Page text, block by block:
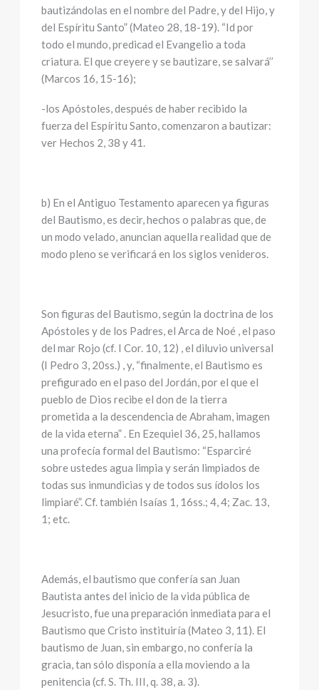
bautizándolas en el nombre del Padre, y del Hijo, y
del Espíritu Santo” (Mateo 28, 18-19). “Id por
todo el mundo, predicad el Evangelio a toda
criatura. El que creyere y se bautizare, se salvará’’
(Marcos 16, 15-16);
-los Apóstoles, después de haber recibido la
fuerza del Espíritu Santo, comenzaron a bautizar:
ver Hechos 2, 38 y 41.
b) En el Antiguo Testamento aparecen ya figuras
del Bautismo, es decir, hechos o palabras que, de
un modo velado, anuncian aquella realidad que de
modo pleno se verificará en los siglos venideros.
Son figuras del Bautismo, según la doctrina de los
Apóstoles y de los Padres, el Arca de Noé , el paso
del mar Rojo (cf. I Cor. 10, 12) , el diluvio universal
(I Pedro 3, 20ss.) , y, “finalmente, el Bautismo es
prefigurado en el paso del Jordán, por el que el
pueblo de Dios recibe el don de la tierra
prometida a la descendencia de Abraham, imagen
de la vida eterna” . En Ezequiel 36, 25, hallamos
una profecía formal del Bautismo: “Esparciré
sobre ustedes agua limpia y serán limpiados de
todas sus inmundicias y de todos sus ídolos los
limpiaré”. Cf. también Isaías 1, 16ss.; 4, 4; Zac. 13,
1; etc.
Además, el bautismo que confería san Juan
Bautista antes del inicio de la vida pública de
Jesucristo, fue una preparación inmediata para el
Bautismo que Cristo instituiría (Mateo 3, 11). El
bautismo de Juan, sin embargo, no confería la
gracia, tan sólo disponía a ella moviendo a la
penitencia (cf. S. Th. III, q. 38, a. 3).